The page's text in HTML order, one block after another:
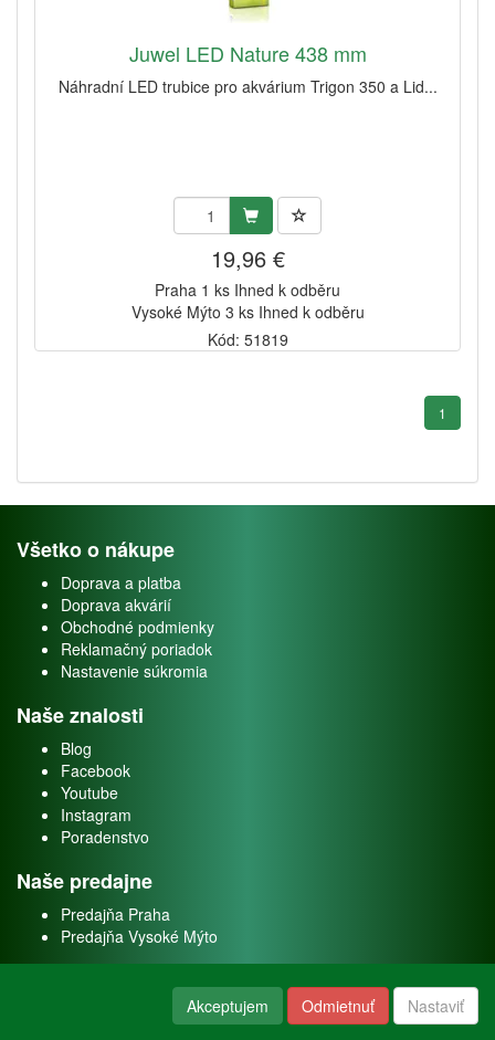
Juwel LED Nature 438 mm
Náhradní LED trubice pro akvárium Trigon 350 a Lid...
19,96 €
Praha 1 ks Ihned k odběru
Vysoké Mýto 3 ks Ihned k odběru
Kód: 51819
1
Všetko o nákupe
Doprava a platba
Doprava akvárií
Obchodné podmienky
Reklamačný poriadok
Nastavenie súkromia
Naše znalosti
Blog
Facebook
Youtube
Instagram
Poradenstvo
Naše predajne
Predajňa Praha
Predajňa Vysoké Mýto
Akceptujem Odmietnuť Nastaviť